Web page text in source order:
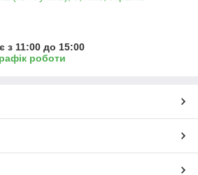
з 11:00 до 15:00
роботи